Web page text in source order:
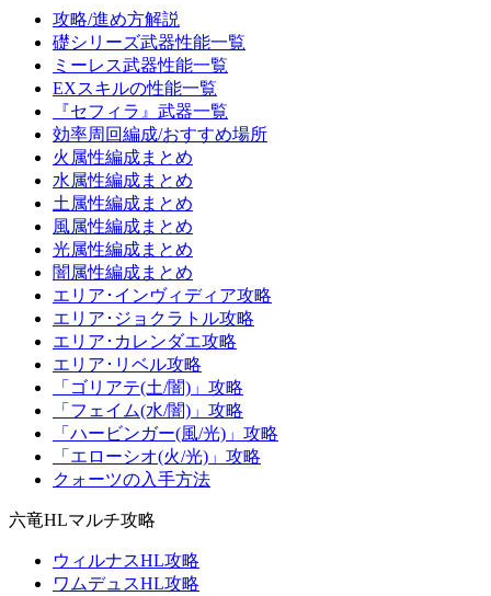
攻略/進め方解説
礎シリーズ武器性能一覧
ミーレス武器性能一覧
EXスキルの性能一覧
『セフィラ』武器一覧
効率周回編成/おすすめ場所
火属性編成まとめ
水属性編成まとめ
土属性編成まとめ
風属性編成まとめ
光属性編成まとめ
闇属性編成まとめ
エリア･インヴィディア攻略
エリア･ジョクラトル攻略
エリア･カレンダエ攻略
エリア･リベル攻略
「ゴリアテ(土/闇)」攻略
「フェイム(水/闇)」攻略
「ハービンガー(風/光)」攻略
「エローシオ(火/光)」攻略
クォーツの入手方法
六竜HLマルチ攻略
ウィルナスHL攻略
ワムデュスHL攻略